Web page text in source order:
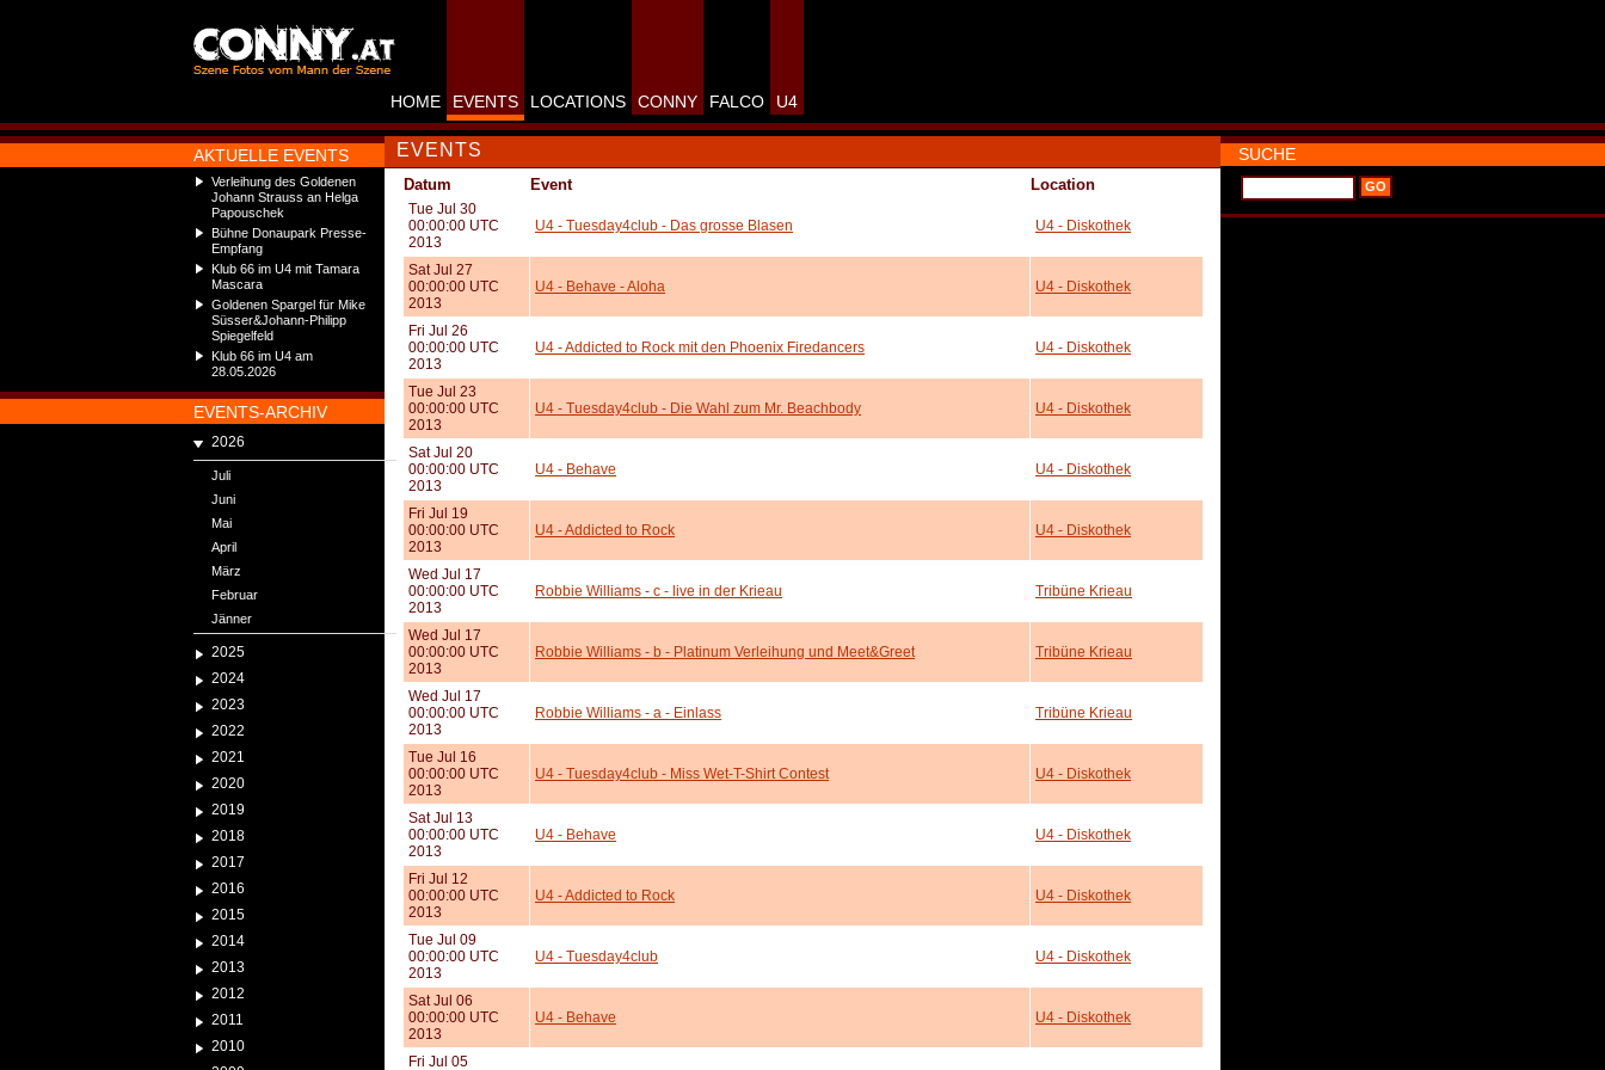
AKTUELLE EVENTS
Verleihung des Goldenen
Johann Strauss an Helga
Papouschek
Bühne Donaupark Presse-
Empfang
Klub 66 im U4 mit Tamara
Mascara
Goldenen Spargel für Mike
Süsser&Johann-Philipp
Spiegelfeld
Klub 66 im U4 am
28.05.2026
EVENTS-ARCHIV
2026
Juli
Juni
Mai
April
März
Februar
Jänner
2025
2024
2023
2022
2021
2020
2019
2018
2017
2016
2015
2014
2013
2012
2011
2010
HOME EVENTS LOCATIONS CONNY FALCO U4
EVENTS
Datum Event Location
Tue Jul 30
00:00:00 UTC
2013
U4 - Tuesday4club - Das grosse Blasen U4 - Diskothek
Sat Jul 27
00:00:00 UTC
2013
U4 - Behave - Aloha U4 - Diskothek
Fri Jul 26
00:00:00 UTC
2013
U4 - Addicted to Rock mit den Phoenix Firedancers U4 - Diskothek
Tue Jul 23
00:00:00 UTC
2013
U4 - Tuesday4club - Die Wahl zum Mr. Beachbody U4 - Diskothek
Sat Jul 20
00:00:00 UTC
2013
U4 - Behave U4 - Diskothek
Fri Jul 19
00:00:00 UTC
2013
U4 - Addicted to Rock U4 - Diskothek
Wed Jul 17
00:00:00 UTC
2013
Robbie Williams - c - live in der Krieau Tribüne Krieau
Wed Jul 17
00:00:00 UTC
2013
Robbie Williams - b - Platinum Verleihung und Meet&Greet Tribüne Krieau
Wed Jul 17
00:00:00 UTC
2013
Robbie Williams - a - Einlass Tribüne Krieau
Tue Jul 16
00:00:00 UTC
2013
U4 - Tuesday4club - Miss Wet-T-Shirt Contest U4 - Diskothek
Sat Jul 13
00:00:00 UTC
2013
U4 - Behave U4 - Diskothek
Fri Jul 12
00:00:00 UTC
2013
U4 - Addicted to Rock U4 - Diskothek
Tue Jul 09
00:00:00 UTC
2013
U4 - Tuesday4club U4 - Diskothek
Sat Jul 06
00:00:00 UTC
2013
U4 - Behave U4 - Diskothek
Fri Jul 05
SUCHE